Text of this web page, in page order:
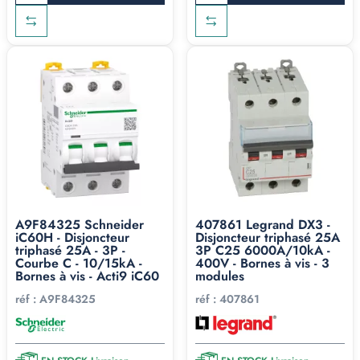
A9F84325 Schneider
iC60H - Disjoncteur
triphasé 25A - 3P -
Courbe C - 10/15kA -
Bornes à vis - Acti9 iC60
réf : A9F84325
407861 Legrand DX3 -
Disjoncteur triphasé 25A
3P C25 6000A/10kA -
400V - Bornes à vis - 3
modules
réf : 407861